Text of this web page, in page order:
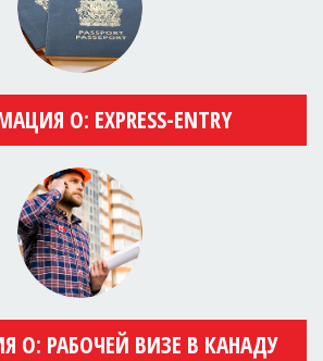
О: EXPRESS-ENTRY
О: РАБОЧЕЙ ВИЗЕ В КАНАДУ